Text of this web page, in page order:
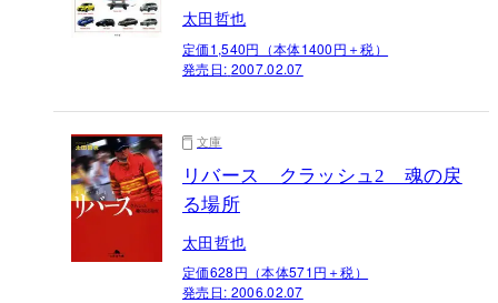
太田哲也
定価1,540円（本体1400円＋税）
発売日: 2007.02.07
文庫
リバース クラッシュ2 魂の戻
る場所
太田哲也
定価628円（本体571円＋税）
発売日: 2006.02.07